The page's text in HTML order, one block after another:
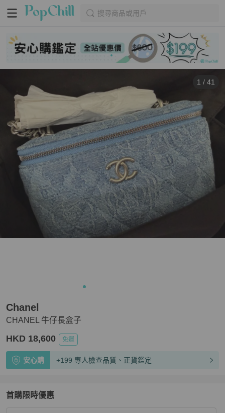
搜尋商品或用戶
1 / 41
CHANEL 牛仔長盒子
Chanel
HKD 18,600 免運
安心購 +199 專人檢查品質、正貨鑑定
首購限時優惠